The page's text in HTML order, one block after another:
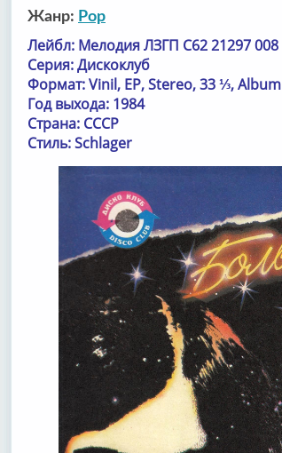
Жанр: Pop
Лейбл: Мелодия ЛЗГП С62 21297 008
Серия: Дискоклуб
Формат: Vinil, EP, Stereo, 33 ⅓, Album
Год выхода: 1984
Страна: СССР
Стиль: Schlager